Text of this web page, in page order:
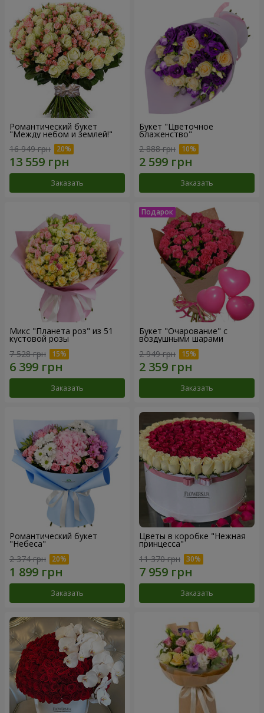
Романтический букет
"Между небом и землей!"
16 949 грн
Заказать
Букет "Цветочное
блаженство"
2 888 грн
Заказать
Микс "Планета роз" из 51
кустовой розы
7 528 грн
Заказать
Букет "Очарование" с
воздушными шарами
2 949 грн
Заказать
Романтический букет
"Небеса"
2 374 грн
Заказать
Цветы в коробке "Нежная
принцесса"
11 370 грн
Заказать